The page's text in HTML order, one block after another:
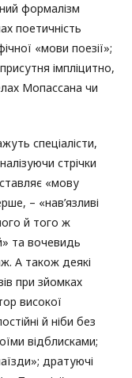
формалізм
поетичність
«мови поезії»;
імпліцитно,
Мопассана чи
спеціалісти,
стрічки
«мову
– «нав’язливі
й того ж
та вочевидь
А також деякі
при зйомках
високої
й ніби без
відблисками;
дратуючі